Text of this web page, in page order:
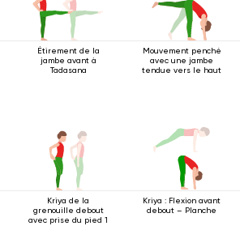
Étirement de la
jambe avant à
Tadasana
Mouvement penché
avec une jambe
tendue vers le haut
Kriya de la
grenouille debout
avec prise du pied 1
Kriya : Flexion avant
debout – Planche